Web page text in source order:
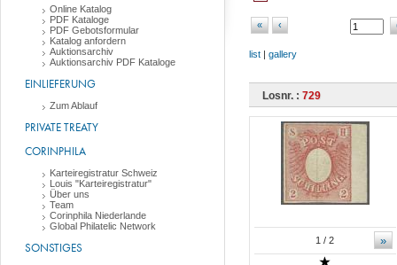
Online Katalog
PDF Kataloge
PDF Gebotsformular
Katalog anfordern
Auktionsarchiv
Auktionsarchiv PDF Kataloge
EINLIEFERUNG
Zum Ablauf
PRIVATE TREATY
CORINPHILA
Karteiregistratur Schweiz
Louis "Karteiregistratur"
Über uns
Team
Corinphila Niederlande
Global Philatelic Network
SONSTIGES
« ‹
list | gallery
Losnr. : 729
»
1 / 2